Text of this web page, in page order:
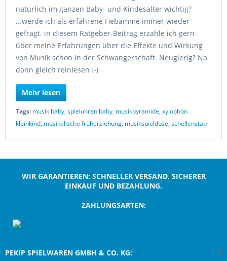
natürlich im ganzen Baby- und Kindesalter wichtig?
...werde ich als erfahrene Hebamme immer wieder
gefragt. in diesem Ratgeber-Beitrag erzähle ich gern
über meine Erfahrungen über die Effekte und Wirkung
von Musik schon in der Schwangerschaft. Neugierig? Na
dann gleich reinlesen :-)
Mehr lesen
Tags: musik baby, spieluhren baby, musikpyramide, xylophon
kleinkind, musikalische früherziehung, musikspieldose, schellenstab
WIR GARANTIEREN: SCHNELLER VERSAND, SICHERER
EINKAUF UND BEZAHLUNG.
ZAHLUNGSARTEN:
PEKIP SPIELWAREN GMBH & CO. KG: